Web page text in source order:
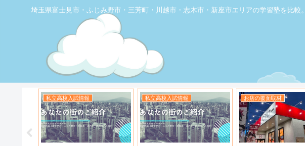
埼玉県富士見市・ふじみ野市・三芳町・川越市・志木市・新座市エリアの学習塾を比
お店の覆面取材 お店の覆面取材 お店の覆面取材